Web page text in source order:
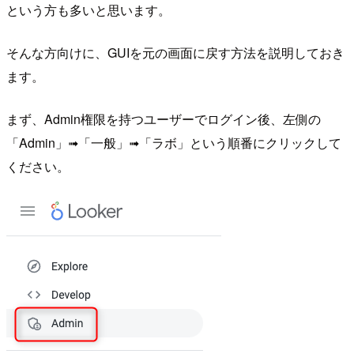
という方も多いと思います。
そんな方向けに、GUIを元の画面に戻す方法を説明しておき
ます。
まず、Admin権限を持つユーザーでログイン後、左側の
「Admin」➟「一般」➟「ラボ」という順番にクリックして
ください。